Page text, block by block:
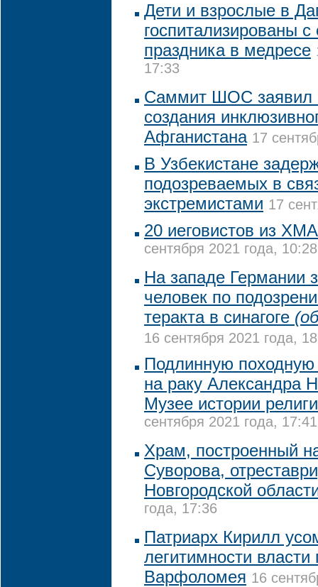
Дети и взрослые в
госпитализированы
праздника в медресе
17:33
Саммит ШОС заявил
создания
Афганистана 17
В Узбекистане
подозреваемых в
экстремистами 17
20 иеговистов из
сентября 2021 года, 10:28
На западе Германии
человек по
теракта в синагоге
16 сентября 2021 года,
Подлинную
на раку Александра
Музее истории
сентября 2021 года, 17:41
Храм, построенный
Суворова,
Новгородской
года, 17:36
Патриарх Кирилл
легитимности власти
Варфоломея 16